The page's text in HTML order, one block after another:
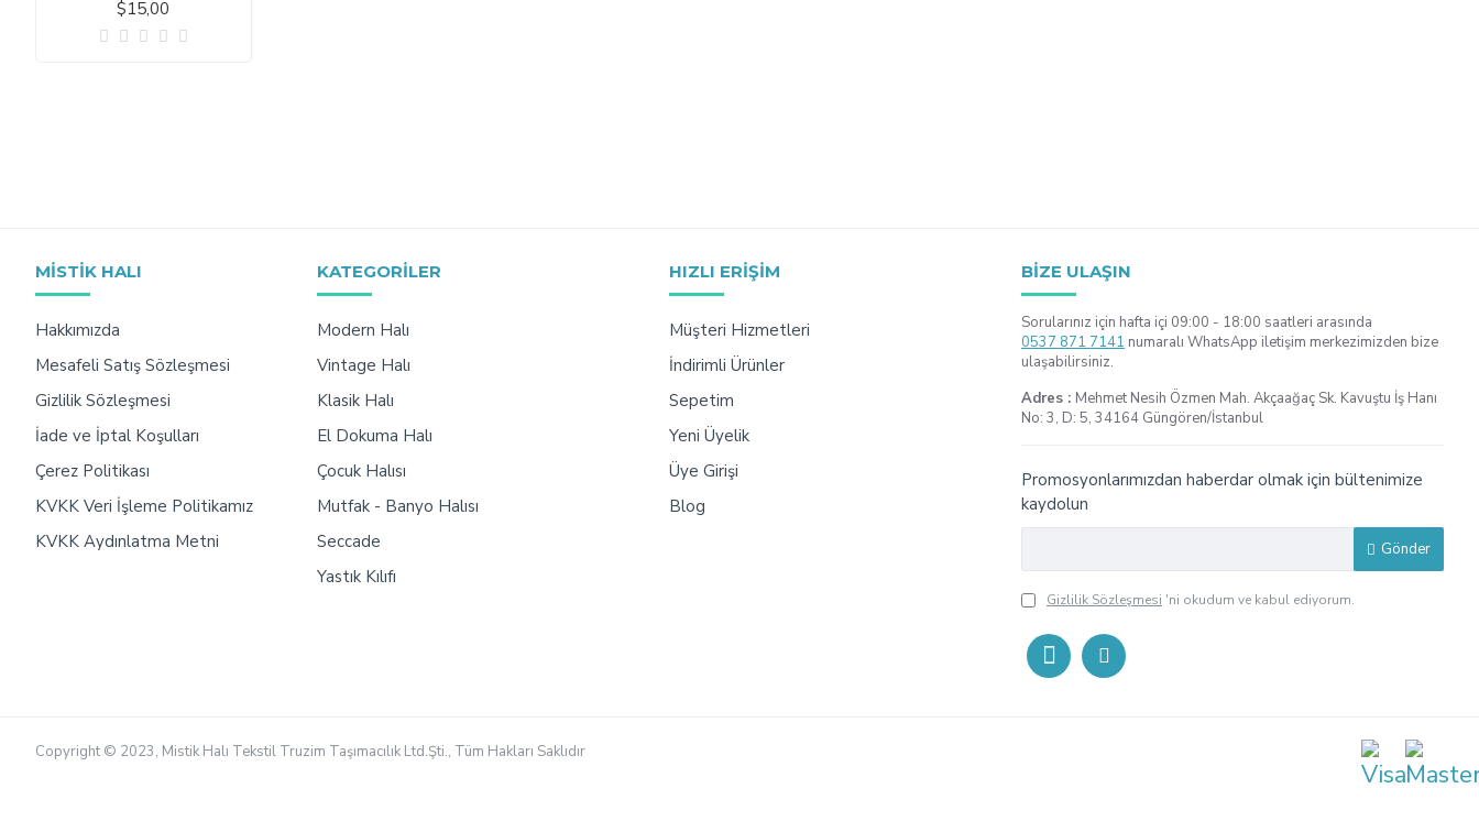
$15,00
MISTIK HALI
Hakkımızda
Mesafeli Satış Sözleşmesi
Gizlilik Sözleşmesi
İade ve İptal Koşulları
Çerez Politikası
KVKK Veri İşleme Politikamız
KVKK Aydınlatma Metni
KATEGORILER
Modern Halı
Vintage Halı
Klasik Halı
El Dokuma Halı
Çocuk Halısı
Mutfak - Banyo Halısı
Seccade
Yastık Kılıfı
HIZLI ERIŞIM
Müşteri Hizmetleri
İndirimli Ürünler
Sepetim
Yeni Üyelik
Üye Girişi
Blog
BIZE ULAŞIN
Sorularınız için hafta içi 09:00 - 18:00 saatleri arasında
0537 871 7141 numaralı WhatsApp iletişim merkezimizden bize
ulaşabilirsiniz.
Adres : Mehmet Nesih Özmen Mah. Akçaağaç Sk. Kavuştu İş Hanı
No: 3, D: 5, 34164 Güngören/İstanbul
Promosyonlarımızdan haberdar olmak için bültenimize
kaydolun
Gönder
Gizlilik Sözleşmesi 'ni okudum ve kabul ediyorum.
Copyright © 2023, Mistik Halı Tekstil Truzim Taşımacılık Ltd.Şti., Tüm Hakları Saklıdır